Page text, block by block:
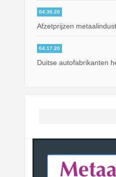
04.30.20
Afzetprijzen
04.17.20
Duitse autofabrikanten